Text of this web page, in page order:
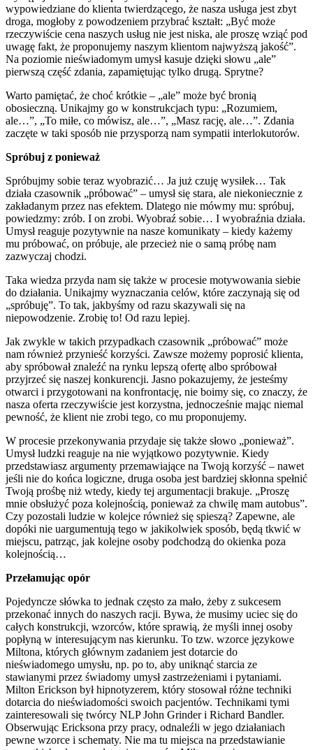
wypowiedziane do klienta twierdzącego, że nasza usługa jest zbyt
droga, mogłoby z powodzeniem przybrać kształt: „Być może
rzeczywiście cena naszych usług nie jest niska, ale proszę wziąć pod
uwagę fakt, że proponujemy naszym klientom najwyższą jakość”.
Na poziomie nieświadomym umysł kasuje dzięki słowu „ale”
pierwszą część zdania, zapamiętując tylko drugą. Sprytne?
Warto pamiętać, że choć krótkie – „ale” może być bronią
obosieczną. Unikajmy go w konstrukcjach typu: „Rozumiem,
ale…”, „To miłe, co mówisz, ale…”, „Masz rację, ale…”. Zdania
zaczęte w taki sposób nie przysporzą nam sympatii interlokutorów.
Spróbuj z ponieważ
Spróbujmy sobie teraz wyobrazić… Ja już czuję wysiłek… Tak
działa czasownik „próbować” – umysł się stara, ale niekoniecznie z
zakładanym przez nas efektem. Dlatego nie mówmy mu: spróbuj,
powiedzmy: zrób. I on zrobi. Wyobraź sobie… I wyobraźnia działa.
Umysł reaguje pozytywnie na nasze komunikaty – kiedy każemy
mu próbować, on próbuje, ale przecież nie o samą próbę nam
zazwyczaj chodzi.
Taka wiedza przyda nam się także w procesie motywowania siebie
do działania. Unikajmy wyznaczania celów, które zaczynają się od
„spróbuję”. To tak, jakbyśmy od razu skazywali się na
niepowodzenie. Zrobię to! Od razu lepiej.
Jak zwykle w takich przypadkach czasownik „próbować” może
nam również przynieść korzyści. Zawsze możemy poprosić klienta,
aby spróbował znaleźć na rynku lepszą ofertę albo spróbował
przyjrzeć się naszej konkurencji. Jasno pokazujemy, że jesteśmy
otwarci i przygotowani na konfrontację, nie boimy się, co znaczy, że
nasza oferta rzeczywiście jest korzystna, jednocześnie mając niemal
pewność, że klient nie zrobi tego, co mu proponujemy.
W procesie przekonywania przydaje się także słowo „ponieważ”.
Umysł ludzki reaguje na nie wyjątkowo pozytywnie. Kiedy
przedstawiasz argumenty przemawiające na Twoją korzyść – nawet
jeśli nie do końca logiczne, druga osoba jest bardziej skłonna spełnić
Twoją prośbę niż wtedy, kiedy tej argumentacji brakuje. „Proszę
mnie obsłużyć poza kolejnością, ponieważ za chwilę mam autobus”.
Czy pozostali ludzie w kolejce również się spieszą? Zapewne, ale
dopóki nie uargumentują tego w jakikolwiek sposób, będą tkwić w
miejscu, patrząc, jak kolejne osoby podchodzą do okienka poza
kolejnością…
Przełamując opór
Pojedyncze słówka to jednak często za mało, żeby z sukcesem
przekonać innych do naszych racji. Bywa, że musimy uciec się do
całych konstrukcji, wzorców, które sprawią, że myśli innej osoby
popłyną w interesującym nas kierunku. To tzw. wzorce językowe
Miltona, których głównym zadaniem jest dotarcie do
nieświadomego umysłu, np. po to, aby uniknąć starcia ze
stawianymi przez świadomy umysł zastrzeżeniami i pytaniami.
Milton Erickson był hipnotyzerem, który stosował różne techniki
dotarcia do nieświadomości swoich pacjentów. Technikami tymi
zainteresowali się twórcy NLP John Grinder i Richard Bandler.
Obserwując Ericksona przy pracy, odnaleźli w jego działaniach
pewne wzorce i schematy. Nie ma tu miejsca na przedstawianie